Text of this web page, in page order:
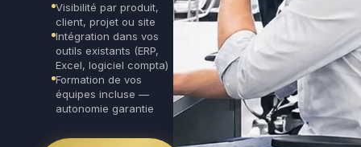
Visibilité par produit,
client, projet ou site
Intégration dans vos
outils existants (ERP,
Excel, logiciel compta)
Formation de vos
équipes incluse —
autonomie garantie